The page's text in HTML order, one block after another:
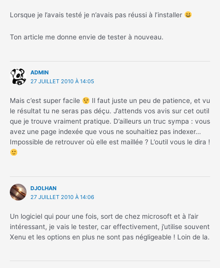
Lorsque je l’avais testé je n’avais pas réussi à l’installer
Ton article me donne envie de tester à nouveau.
ADMIN
27 JUILLET 2010 À 14:05
Mais c’est super facile
Il faut juste un peu de patience, et vu
le résultat tu ne seras pas déçu. J’attends vos avis sur cet outil
que je trouve vraiment pratique. D’ailleurs un truc sympa : vous
avez une page indexée que vous ne souhaitiez pas indexer…
Impossible de retrouver où elle est maillée ? L’outil vous le dira !
DJOLHAN
27 JUILLET 2010 À 14:06
Un logiciel qui pour une fois, sort de chez microsoft et à l’air
intéressant, je vais le tester, car effectivement, j’utilise souvent
Xenu et les options en plus ne sont pas négligeable ! Loin de la.